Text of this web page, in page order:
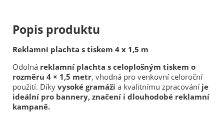
Popis produktu
Reklamní plachta s tiskem 4 x 1,5 m
Odolná reklamní plachta s celoplošným tiskem o
rozměru 4 × 1,5 metr, vhodná pro venkovní celoroční
použití. Díky vysoké gramáži a kvalitnímu zpracování je
ideální pro bannery, značení i dlouhodobé reklamní
kampaně.